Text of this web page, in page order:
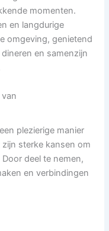
momenten.
en langdurige
omgeving, genietend
en samenzijn
plezierige manier
sterke kansen om
deel te nemen,
en verbindingen